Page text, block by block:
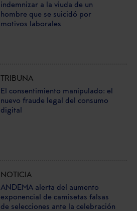
indemnizar a la viuda de un
hombre que se suicidó por
motivos laborales
TRIBUNA
El consentimiento manipulado: el
nuevo fraude legal del consumo
digital
NOTICIA
ANDEMA alerta del aumento
exponencial de camisetas falsas
de selecciones ante la celebración